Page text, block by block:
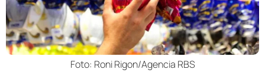
Foto: Roni Rigon/Agencia RBS